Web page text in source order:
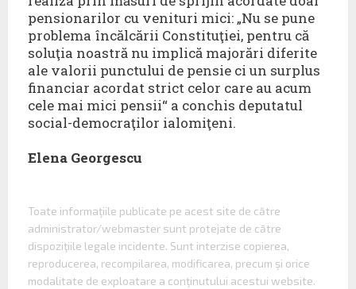
pensionarilor cu venituri mici: „Nu se pune
problema încălcării Constituţiei, pentru că
soluţia noastră nu implică majorări diferite
ale valorii punctului de pensie ci un surplus
financiar acordat strict celor care au acum
cele mai mici pensii“ a conchis deputatul
social-democraţilor ialomiţeni.
Elena Georgescu
Toate informaţiile publicate pe acest site de către
administrator/webmaster sunt protejate de către
dispoziţiile legale incidente. Sunt interzise copierea,
reproducerea, recompilarea, modificarea, precum şi orice
modalitate de exploatare a conţinutului acestui website.